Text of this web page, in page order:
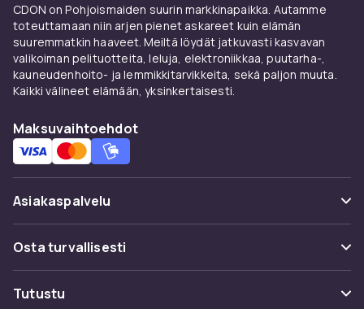
CDON on Pohjoismaiden suurin markkinapaikka. Autamme
toteuttamaan niin arjen pienet askareet kuin elämän
suuremmatkin haaveet. Meiltä löydät jatkuvasti kasvavan
valikoiman pelituotteita, leluja, elektroniikkaa, puutarha-,
kauneudenhoito- ja lemmikkitarvikkeita, sekä paljon muuta.
Kaikki välineet elämään, yksinkertaisesti.
Maksuvaihtoehdot
Asiakaspalvelu
Usein kysyttyä (UKK)
Seuraa pakettia
Osta turvallisesti
Maksuvaihtoehdot
Tutustu